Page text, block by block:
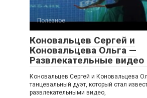
Полезное
Коновальцев Сергей и
Коновальцева Ольга —
Развлекательные видео
Коновальцев Сергей и Коновальцева
танцевальный дуэт, который стал
развлекательными видео,